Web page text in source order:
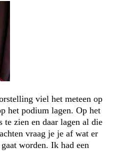
viel het meteen op
het podium lagen. Op het
te zien en daar lagen al die
vraag je je af wat er
worden. Ik had een